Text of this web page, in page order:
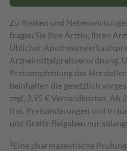
Zu Risiken und
fragen Sie Ihre Ärztin, Ihren
Üblicher
Arzneimittelpreisverordnung.
Preisempfehlung des
beinhalten die gesetzlich
zzgl. 3,95 € Versandkosten.
frei. Preisänderungen und
und Gratis-Beigaben nur
1 Eine pharmazeutische